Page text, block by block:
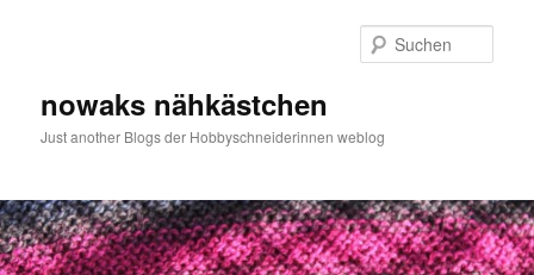
nowaks nähkästchen
Just another Blogs der Hobbyschneiderinnen weblog